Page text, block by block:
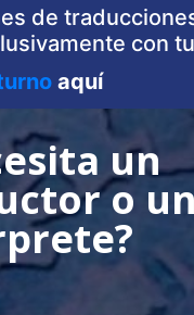
de
con
aquí
un
o un